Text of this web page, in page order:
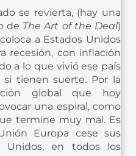
se revierta, (hay una
de The Art of the Deal)
a Estados Unidos
recesión, con inflación
a lo que vivió ese país
tienen suerte. Por la
global que hoy
una espiral, como
termine muy mal. Es
Europa cese sus
Unidos, en todos los